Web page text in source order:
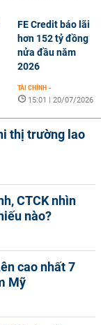
FE Credit báo lãi
hơn 152 tỷ đồng
nửa đầu năm
2026
TÀI CHÍNH -
15:01 | 20/07/2026
thị trường lao
CTCK nhìn
nào?
cao nhất 7
Mỹ